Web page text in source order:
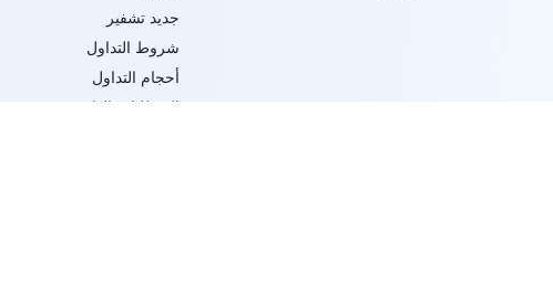
جديد تشفير
شروط التداول
أحجام التداول
المتطلبات الهامشية